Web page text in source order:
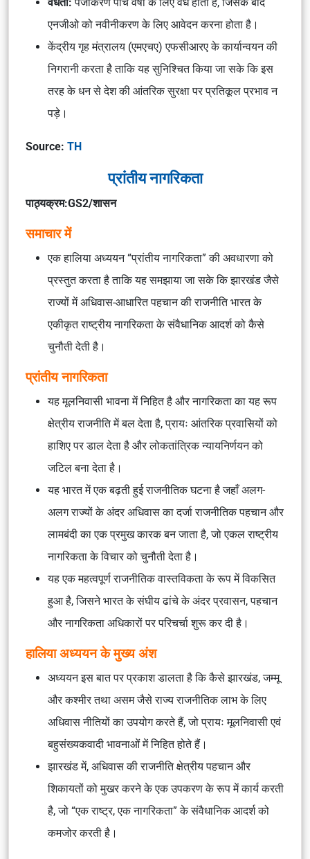
एनजीओ को नवीनीकरण के लिए आवेदन करना होता है।
केंद्रीय गृह मंत्रालय (एमएचए) एफसीआरए के कार्यान्वयन की
निगरानी करता है ताकि यह सुनिश्चित किया जा सके कि इस
तरह के धन से देश की आंतरिक सुरक्षा पर प्रतिकूल प्रभाव न
पड़े।
Source: TH
प्रांतीय नागरिकता
पाठ्यक्रम:GS2/शासन
समाचार में
एक हालिया अध्ययन “प्रांतीय नागरिकता” की अवधारणा को
प्रस्तुत करता है ताकि यह समझाया जा सके कि झारखंड जैसे
राज्यों में अधिवास-आधारित पहचान की राजनीति भारत के
एकीकृत राष्ट्रीय नागरिकता के संवैधानिक आदर्श को कैसे
चुनौती देती है।
प्रांतीय नागरिकता
यह मूलनिवासी भावना में निहित है और नागरिकता का यह रूप
क्षेत्रीय राजनीति में बल देता है, प्रायः आंतरिक प्रवासियों को
हाशिए पर डाल देता है और लोकतांत्रिक न्यायनिर्णयन को
जटिल बना देता है।
यह भारत में एक बढ़ती हुई राजनीतिक घटना है जहाँ अलग-
अलग राज्यों के अंदर अधिवास का दर्जा राजनीतिक पहचान और
लामबंदी का एक प्रमुख कारक बन जाता है, जो एकल राष्ट्रीय
नागरिकता के विचार को चुनौती देता है।
यह एक महत्वपूर्ण राजनीतिक वास्तविकता के रूप में विकसित
हुआ है, जिसने भारत के संघीय ढांचे के अंदर प्रवासन, पहचान
और नागरिकता अधिकारों पर परिचर्चा शुरू कर दी है।
हालिया अध्ययन के मुख्य अंश
अध्ययन इस बात पर प्रकाश डालता है कि कैसे झारखंड, जम्मू
और कश्मीर तथा असम जैसे राज्य राजनीतिक लाभ के लिए
अधिवास नीतियों का उपयोग करते हैं, जो प्रायः मूलनिवासी एवं
बहुसंख्यकवादी भावनाओं में निहित होते हैं।
झारखंड में, अधिवास की राजनीति क्षेत्रीय पहचान और
शिकायतों को मुखर करने के एक उपकरण के रूप में कार्य करती
है, जो “एक राष्ट्र, एक नागरिकता” के संवैधानिक आदर्श को
कमजोर करती है।